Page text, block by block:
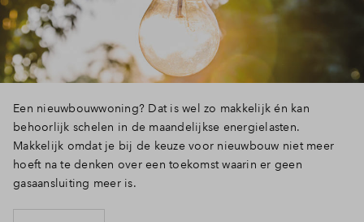
Een nieuwbouwwoning? Dat is wel zo makkelijk én kan
behoorlijk schelen in de maandelijkse energielasten.
Makkelijk omdat je bij de keuze voor nieuwbouw niet meer
hoeft na te denken over een toekomst waarin er geen
gasaansluiting meer is.